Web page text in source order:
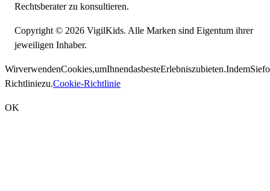
Rechtsberater zu konsultieren.
Copyright © 2026 VigilKids. Alle Marken sind Eigentum ihrer
jeweiligen Inhaber.
WirverwendenCookies,umIhnendasbesteErlebniszubieten.IndemSie
Richtliniezu.Cookie-Richtlinie
OK